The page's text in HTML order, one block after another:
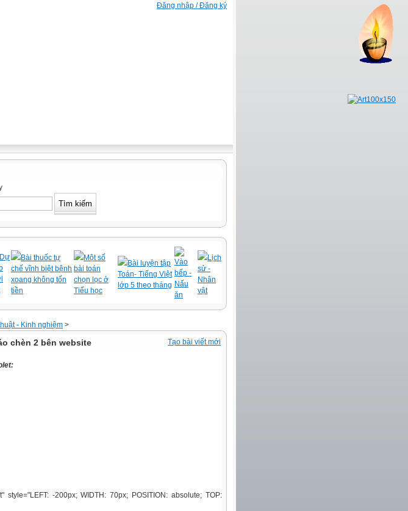
Đăng nhập / Đăng ký
Dự
Bài thuốc tự
chế vĩnh biệt bệnh
xoang không tốn
tiền
Một số
bài toán
chọn lọc ở
Tiểu học
Bài luyện tập
Toán- Tiếng Việt
lớp 5 theo tháng
Vào
bếp -
Nấu
ăn
Lịch
sử -
Nhân
vật
- Kinh nghiệm >
Tạo bài viết mới
chèn 2 bên website
style="LEFT: -200px; WIDTH: 70px; POSITION: absolute; TOP: